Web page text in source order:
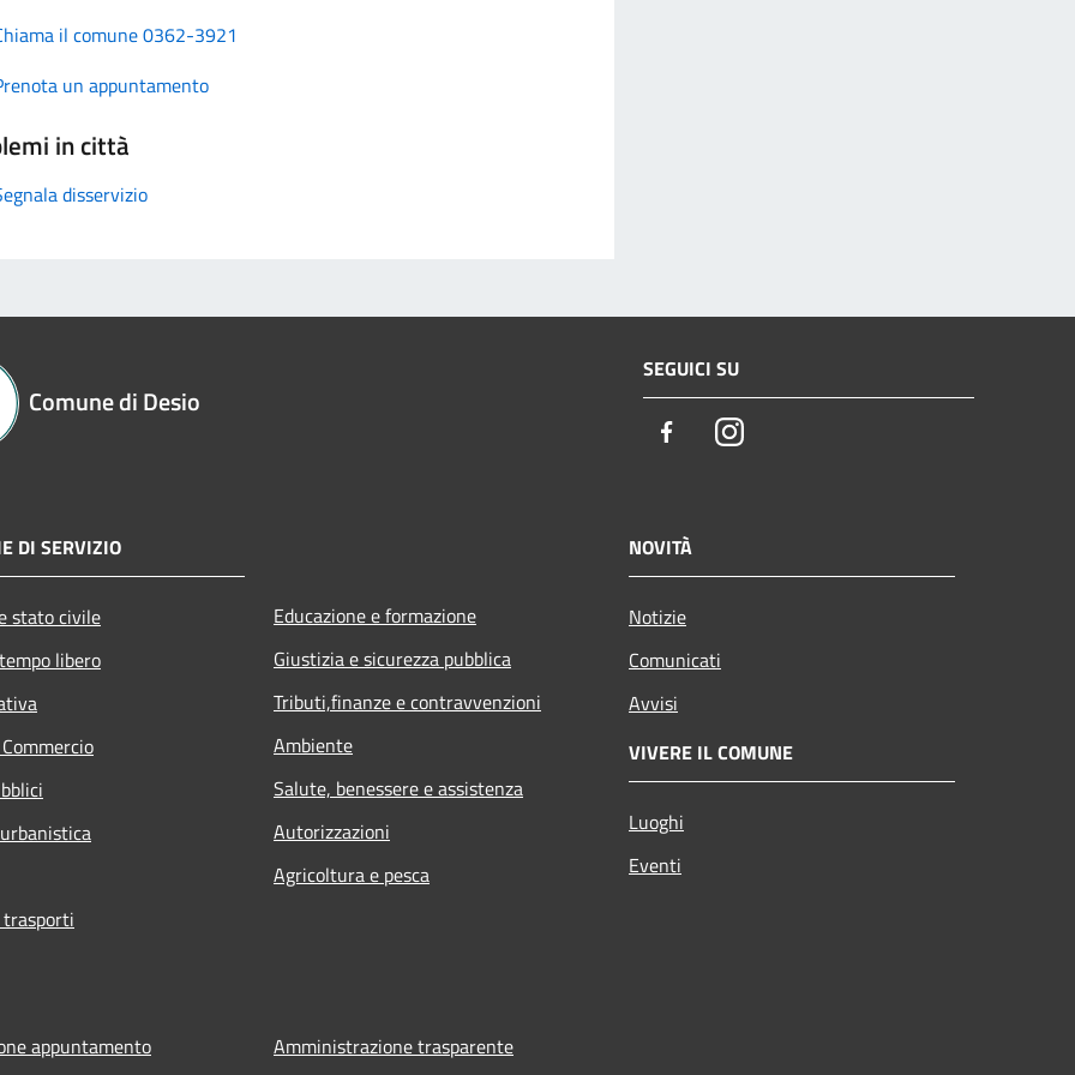
il comune 0362-3921
un appuntamento
in città
disservizio
Comune di Desio
SEGUICI SU
FacebookInstagram
DI SERVIZIO
stato civile
libero
Educazione e formazione
Giustizia e sicurezza pubblica
Tributi,finanze e contravvenzioni
Ambiente
Salute, benessere e assistenza
Autorizzazioni
Agricoltura e pesca
NOVITÀ
Notizie
Comunicati
Avvisi
VIVERE IL COMUNE
Luoghi
Eventi
appuntamento
Amministrazione trasparente